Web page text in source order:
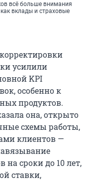
всё больше внимания
вклады и страховые
усилили
KPI
особенно к
продуктов.
она, открыто
схемы работы,
клиентов —
сроки до 10 лет,
ставки,